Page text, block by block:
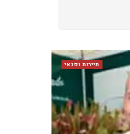
תיירות ופנאי